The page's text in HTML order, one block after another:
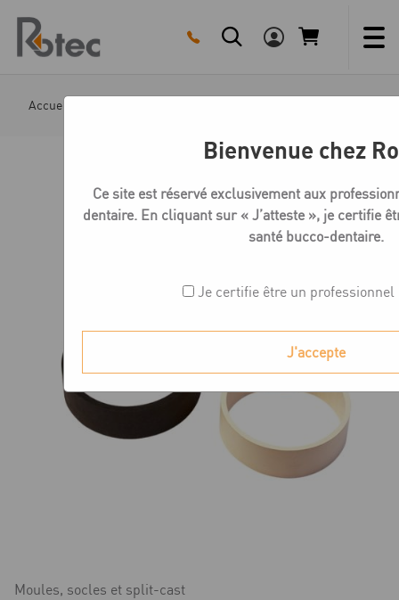
content
Accueil
Moules, socles et split-cast
Bienvenue chez
Ce site est réservé exclusivement aux
dentaire. En cliquant sur « J’atteste », je certifie
santé bucco-dentaire.
Je certifie être un professionnel
J'accepte